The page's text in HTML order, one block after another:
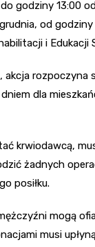
godziny 13:00
od
i Edukacji
akcja
dla
krwiodawcą,
żadnych
posiłku.
mogą
musi